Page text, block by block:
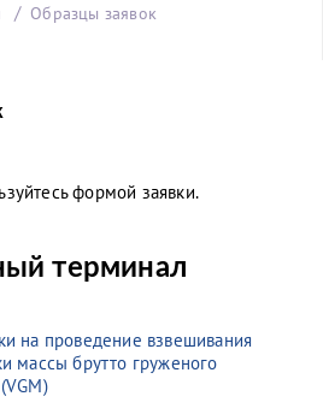
Образцы заявок
формой заявки.
терминал
на проведение взвешивания
массы брутто груженого